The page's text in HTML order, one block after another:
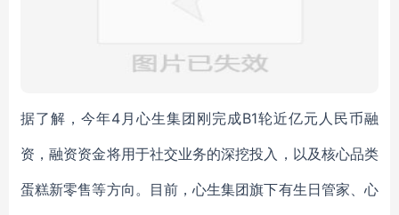
据了解，今年4月心生集团刚完成B1轮近亿元人民币融
资，融资资金将用于社交业务的深挖投入，以及核心品类
蛋糕新零售等方向。目前，心生集团旗下有生日管家、心